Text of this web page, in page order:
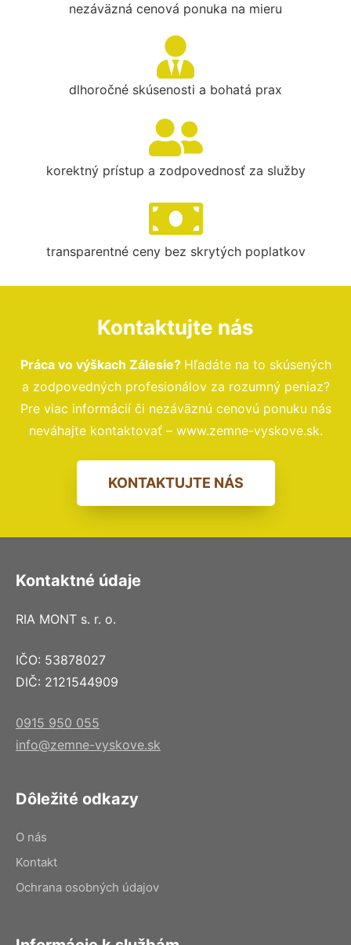
nezáväzná cenová ponuka na mieru
dlhoročné skúsenosti a bohatá prax
korektný prístup a zodpovednosť za služby
transparentné ceny bez skrytých poplatkov
Kontaktujte nás
Práca vo výškach Zálesie? Hľadáte na to skúsených
a zodpovedných profesionálov za rozumný peniaz?
Pre viac informácií či nezáväznú cenovú ponuku nás
neváhajte kontaktovať – www.zemne-vyskove.sk.
KONTAKTUJTE NÁS
Kontaktné údaje
RIA MONT s. r. o.
IČO: 53878027
DIČ: 2121544909
0915 950 055
info@zemne-vyskove.sk
Dôležité odkazy
O nás
Kontakt
Ochrana osobných údajov